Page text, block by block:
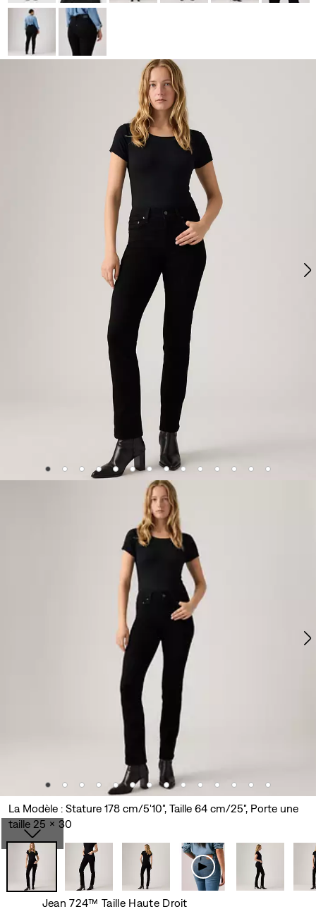
La Modèle : Stature 178 cm/5'10", Taille 64 cm/25", Porte une
taille 25 x 30
Jean 724™ Taille Haute Droit